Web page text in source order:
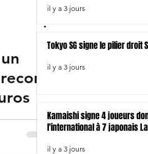
il y a 3 jours
Tokyo SG signe le pilier droit
il y a 3 jours
Kamaishi signe 4 joueurs
l'international à 7 japonais
il y a 3 jours